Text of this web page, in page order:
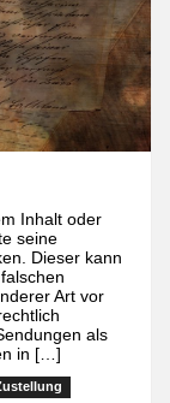
Inhalt oder
seine
Dieser kann
Art vor
als
in […]